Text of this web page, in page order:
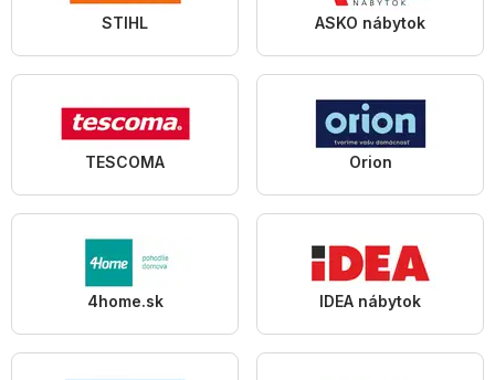
STIHL ASKO nábytok
TESCOMA Orion
4home.sk IDEA nábytok